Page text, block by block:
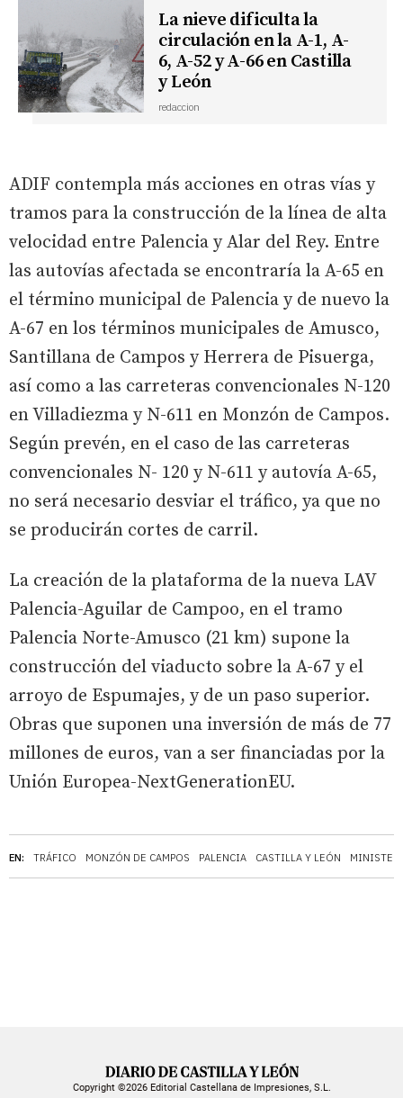
EN: TRÁFICO MONZÓN DE CAMPOS PALENCIA CASTILLA Y LEÓN
La nieve dificulta la
circulación en la A-1, A-
6, A-52 y A-66 en Castilla
y León
redaccion
ADIF contempla más acciones en otras vías y
tramos para la construcción de la línea de alta
velocidad entre Palencia y Alar del Rey. Entre
las autovías afectada se encontraría la A-65 en
el término municipal de Palencia y de nuevo la
A-67 en los términos municipales de Amusco,
Santillana de Campos y Herrera de Pisuerga,
así como a las carreteras convencionales N-120
en Villadiezma y N-611 en Monzón de Campos.
Según prevén, en el caso de las carreteras
convencionales N- 120 y N-611 y autovía A-65,
no será necesario desviar el tráfico, ya que no
se producirán cortes de carril.
La creación de la plataforma de la nueva LAV
Palencia-Aguilar de Campoo, en el tramo
Palencia Norte-Amusco (21 km) supone la
construcción del viaducto sobre la A-67 y el
arroyo de Espumajes, y de un paso superior.
Obras que suponen una inversión de más de 77
millones de euros, van a ser financiadas por la
Unión Europea-NextGenerationEU.
Copyright ©2026 Editorial Castellana de Impresiones, S.L.